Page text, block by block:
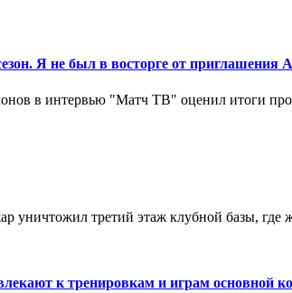
Я не был в восторге от приглашения
в интервью "Матч ТВ" оценил итоги
третий этаж клубной базы, где
к тренировкам и играм основной